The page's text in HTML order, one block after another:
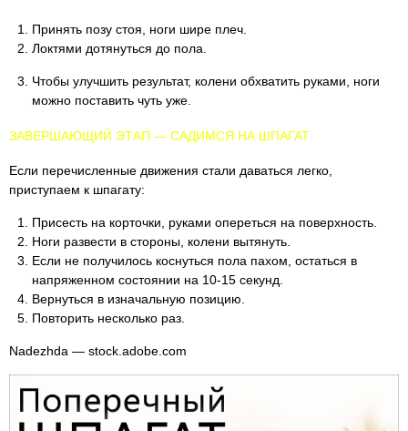
Принять позу стоя, ноги шире плеч.
Локтями дотянуться до пола.
Чтобы улучшить результат, колени обхватить руками, ноги
можно поставить чуть уже.
ЗАВЕРШАЮЩИЙ ЭТАП — САДИМСЯ НА ШПАГАТ
Если перечисленные движения стали даваться легко,
приступаем к шпагату:
Присесть на корточки, руками опереться на поверхность.
Ноги развести в стороны, колени вытянуть.
Если не получилось коснуться пола пахом, остаться в
напряженном состоянии на 10-15 секунд.
Вернуться в изначальную позицию.
Повторить несколько раз.
Nadezhda — stock.adobe.com